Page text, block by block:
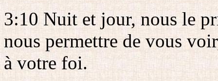
3:10 Nuit et jour, nous le
nous permettre de vous
à votre foi.